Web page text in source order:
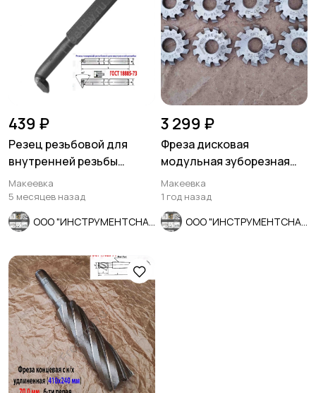
439 ₽
Резец резьбовой для
внутренней резьбы
16х16х170, Т5К10, 2662-
0005,.
Макеевка
5 месяцев назад
3 299 ₽
Фреза дисковая
модульная зуборезная
М0,8; Р6М5, 20°, Z12, к-т 8
шт
Макеевка
1 год назад